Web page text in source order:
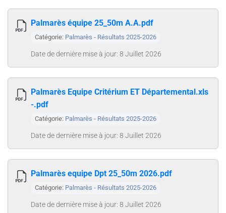
Palmarès équipe 25_50m A.A.pdf
Catégorie: Palmarès - Résultats 2025-2026
Date de dernière mise à jour: 8 Juillet 2026
Palmarès Equipe Critérium ET Départemental.xls
-.pdf
Catégorie: Palmarès - Résultats 2025-2026
Date de dernière mise à jour: 8 Juillet 2026
Palmarès equipe Dpt 25_50m 2026.pdf
Catégorie: Palmarès - Résultats 2025-2026
Date de dernière mise à jour: 8 Juillet 2026